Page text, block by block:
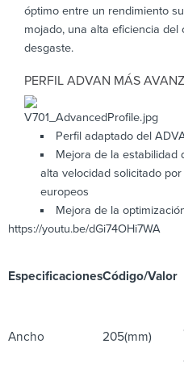
óptimo entre un rendimiento
mojado, una alta eficiencia
desgaste.
PERFIL ADVAN MÁS
Perfil adaptado del
Mejora de la estabilidad
alta velocidad solicitado
europeos
Mejora de la
https://youtu.be/dGi74OHi7WA
EspecificacionesCódigo/Valor
Ancho 205(mm)